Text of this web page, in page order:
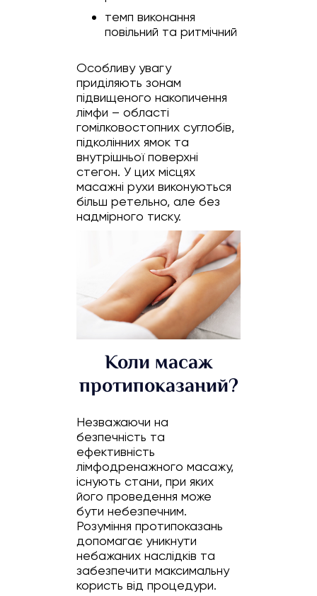
темп виконання
повільний та ритмічний
Особливу увагу
приділяють зонам
підвищеного накопичення
лімфи – області
гомілковостопних суглобів,
підколінних ямок та
внутрішньої поверхні
стегон. У цих місцях
масажні рухи виконуються
більш ретельно, але без
надмірного тиску.
Коли масаж
протипоказаний?
Незважаючи на
безпечність та
ефективність
лімфодренажного масажу,
існують стани, при яких
його проведення може
бути небезпечним.
Розуміння протипоказань
допомагає уникнути
небажаних наслідків та
забезпечити максимальну
користь від процедури.